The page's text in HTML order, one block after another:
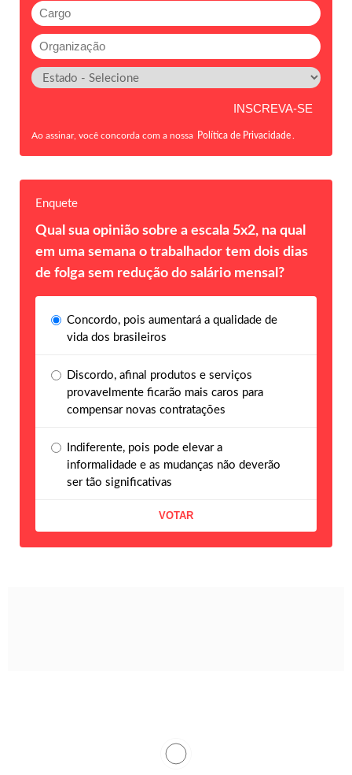
Ao assinar, você concorda com a nossa Política de Privacidade
Enquete
Qual sua opinião sobre a escala 5x2, na qual
em uma semana o trabalhador tem dois dias
de folga sem redução do salário mensal?
Concordo, pois aumentará a qualidade de
vida dos brasileiros
Discordo, afinal produtos e serviços
provavelmente ficarão mais caros para
compensar novas contratações
Indiferente, pois pode elevar a
informalidade e as mudanças não deverão
ser tão significativas